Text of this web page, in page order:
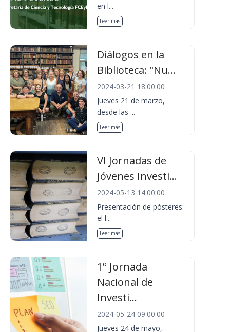
en l...
Leer más
Diálogos en la
Biblioteca: "Nu...
2024-03-21 18:00:00
Jueves 21 de marzo,
desde las ...
Leer más
VI Jornadas de
Jóvenes Investi...
2024-05-13 14:00:00
Presentación de pósteres:
el l...
Leer más
1º Jornada
Nacional de
Investi...
2024-05-24 09:00:00
Jueves 24 de mayo,